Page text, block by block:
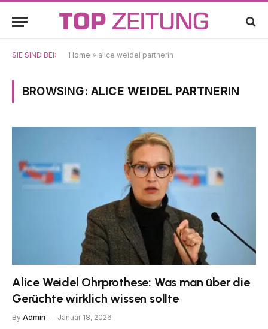
SIE SIND BEI: Home » alice weidel partnerin
BROWSING: ALICE WEIDEL PARTNERIN
Alice Weidel Ohrprothese: Was man über die
Gerüchte wirklich wissen sollte
By Admin Januar 18, 2026